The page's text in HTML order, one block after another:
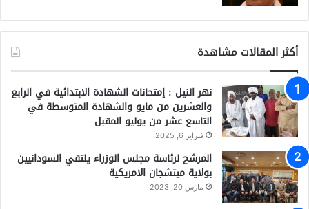
أكثر المقالات مشاهدة
نهر النيل : إمتحانات الشهادة الابتدائية في الرابع
والعشرين من مايو والشهادة المتوسطة في
التاسع عشر من يوليو المقبل
فبراير 6, 2025
المرشح لرئاسة مجلس الوزراء يلتقي السودانيين
بولاية ميتشجان الامريكية
مارس 20, 2023